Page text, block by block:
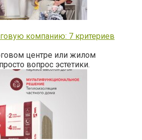
компанию: 7 критериев
центре или жилом
вопрос эстетики.